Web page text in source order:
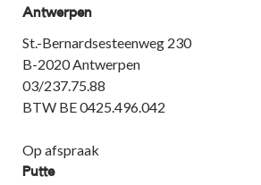
Antwerpen
St.-Bernardsesteenweg 230
B-2020 Antwerpen
03/237.75.88
BTW BE 0425.496.042
Op afspraak
Putte